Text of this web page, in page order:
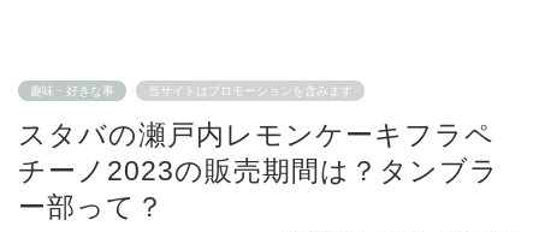
趣味・好きな事 当サイトはプロモーションを含みます
スタバの瀬戸内レモンケーキフラペ
チーノ2023の販売期間は？タンブラ
ー部って？